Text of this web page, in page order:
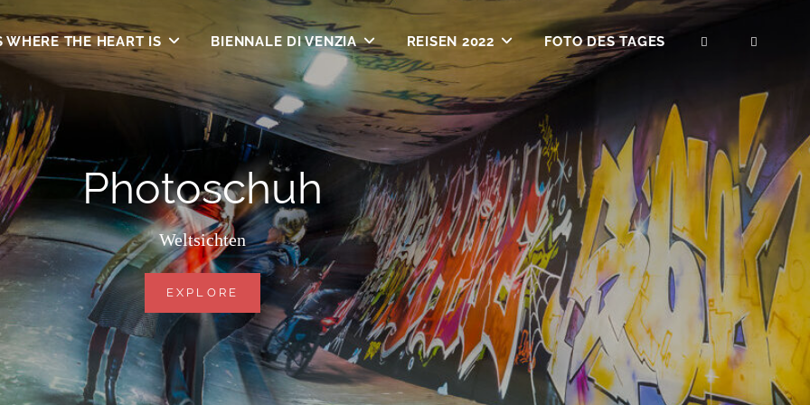
WHERE THE HEART IS BIENNALE DI VENZIA REISEN 2022 FOTO DES TAGES SEARCH
Photoschuh
Weltsichten
EXPLORE PHOTOSCHUH